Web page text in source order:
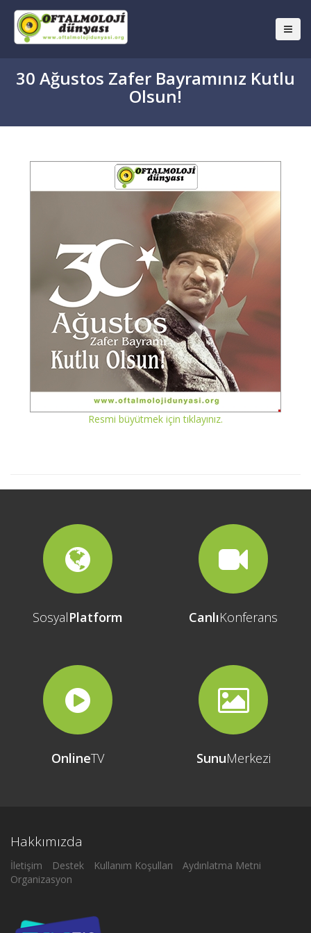
30 Ağustos Zafer Bayramınız Kutlu
Olsun!
Resmi büyütmek için tıklayınız.
SosyalPlatform CanlıKonferans
OnlineTV SunuMerkezi
Hakkımızda
İletişim Destek Kullanım Koşulları
Aydınlatma Metni
Organizasyon